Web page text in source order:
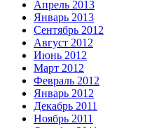
Апрель 2013
Январь 2013
Сентябрь 2012
Август 2012
Июнь 2012
Март 2012
Февраль 2012
Январь 2012
Декабрь 2011
Ноябрь 2011